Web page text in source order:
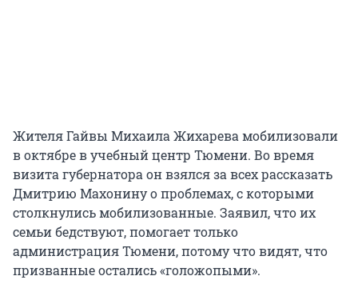
Жителя Гайвы Михаила Жихарева мобилизовали
в октябре в учебный центр Тюмени. Во время
визита губернатора он взялся за всех рассказать
Дмитрию Махонину о проблемах, с которыми
столкнулись мобилизованные. Заявил, что их
семьи бедствуют, помогает только
администрация Тюмени, потому что видят, что
призванные остались «голожопыми».